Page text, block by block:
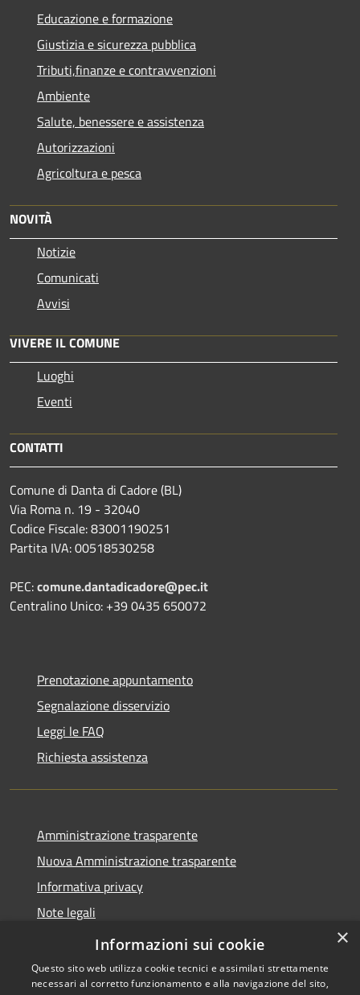
Educazione e formazione
Giustizia e sicurezza pubblica
Tributi,finanze e contravvenzioni
Ambiente
Salute, benessere e assistenza
Autorizzazioni
Agricoltura e pesca
NOVITÀ
Notizie
Comunicati
Avvisi
VIVERE IL COMUNE
Luoghi
Eventi
CONTATTI
Comune di Danta di Cadore (BL)
Via Roma n. 19 - 32040
Codice Fiscale: 83001190251
Partita IVA: 00518530258
PEC:comune.dantadicadore@pec.it
Centralino Unico: +39 0435 650072
Prenotazione appuntamento
Segnalazione disservizio
Leggi le FAQ
Richiesta assistenza
Amministrazione trasparente
Nuova Amministrazione trasparente
Informativa privacy
Note legali
Dichiarazione di accessibilità
×
Informazioni sui cookie
Questo sito web utilizza cookie tecnici e assimilati strettamente
necessari al corretto funzionamento e alla navigazione del sito,